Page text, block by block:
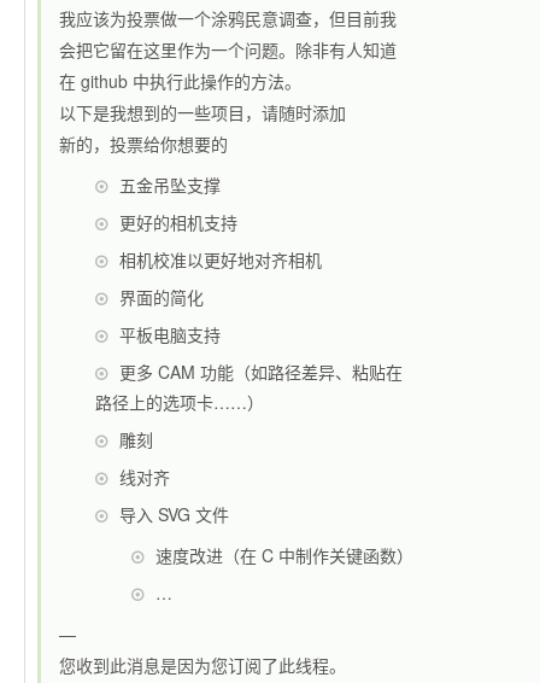
我应该为投票做一个涂鸦民意调查，但目前我
会把它留在这里作为一个问题。除非有人知道
在 github 中执行此操作的方法。
以下是我想到的一些项目，请随时添加
新的，投票给你想要的
五金吊坠支撑
更好的相机支持
相机校准以更好地对齐相机
界面的简化
平板电脑支持
更多 CAM 功能（如路径差异、粘贴在
路径上的选项卡……）
雕刻
线对齐
导入 SVG 文件
速度改进（在 C 中制作关键函数）
…
—
您收到此消息是因为您订阅了此线程。